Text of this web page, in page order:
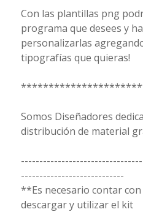
Con las plantillas png
programa que desees y
personalizarlas
tipografías que quieras!
Somos Diseñadores
distribución de material
----------------------------
**Es necesario contar
descargar y utilizar el kit